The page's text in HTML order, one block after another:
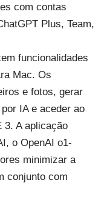
com contas
Plus, Team,
funcionalidades
Mac. Os
e fotos, gerar
IA e aceder ao
3. A aplicação
o OpenAI o1-
minimizar a
conjunto com